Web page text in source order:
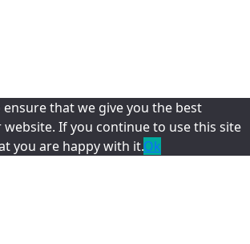
ensure that we give you the best
website. If you continue to use this site
you are happy with it.Ok